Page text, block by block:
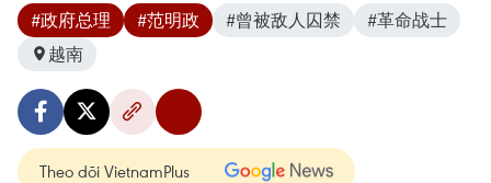
#政府总理 #范明政 #曾被敌人囚禁
#革命战士
越南
Theo dõi VietnamPlus